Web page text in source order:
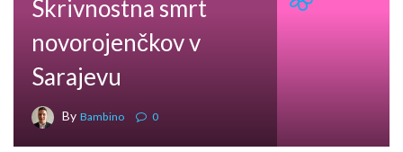
Skrivnostna smrt
novorojenčkov v
Sarajevu
By Bambino 0